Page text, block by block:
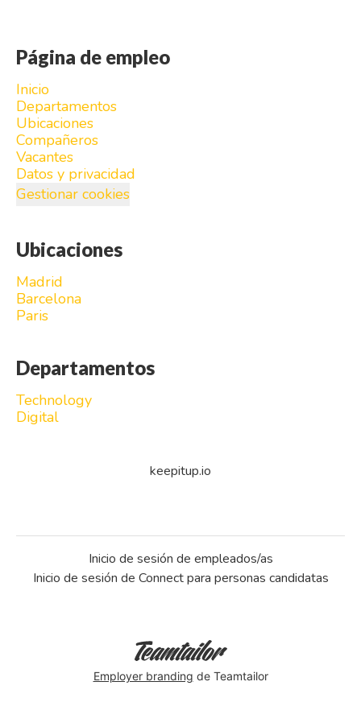
Página de empleo
Inicio
Departamentos
Ubicaciones
Compañeros
Vacantes
Datos y privacidad
Gestionar cookies
Ubicaciones
Madrid
Barcelona
Paris
Departamentos
Technology
Digital
keepitup.io
Inicio de sesión de empleados/as
Inicio de sesión de Connect para personas candidatas
Employer branding de Teamtailor